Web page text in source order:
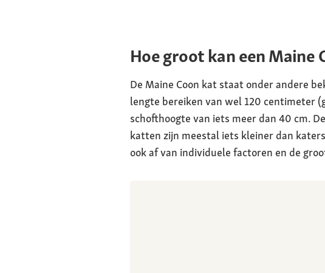
robuust, gespierd, brede
langwerpig lichaam,
Lichaamsvorm
de ronde wigvormige kop
vreemde indruk door de
Hoe groot kan een Maine
De Maine Coon kat staat onder andere
lengte bereiken van wel 120 centimeter
schofthoogte van iets meer dan 40 cm.
katten zijn meestal iets kleiner dan
ook af van individuele factoren en de